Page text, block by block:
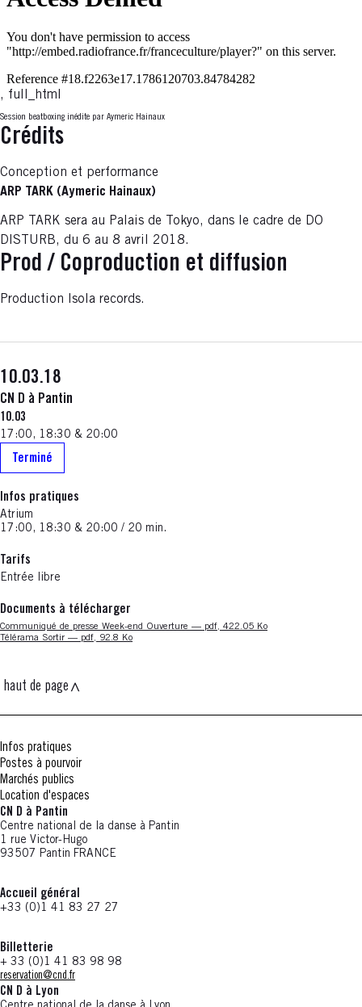
, full_html
Session beatboxing inédite par Aymeric Hainaux
Crédits
Conception et performance
ARP TARK (Aymeric Hainaux)
ARP TARK sera au Palais de Tokyo, dans le cadre de DO
DISTURB, du 6 au 8 avril 2018.
Prod / Coproduction et diffusion
Production Isola records.
10.03.18
CN D à Pantin
10.03
17:00, 18:30 & 20:00
Terminé
Infos pratiques
Atrium
17:00, 18:30 & 20:00 / 20 min.
Tarifs
Entrée libre
Documents à télécharger
Nouvelle fenêtre
Communiqué de presse Week-end Ouverture — pdf, 422.05 Ko
Nouvelle fenêtre
Télérama Sortir — pdf, 92.8 Ko
haut de page
Infos pratiques
Postes à pourvoir
Marchés publics
Location d'espaces
CN D à Pantin
Centre national de la danse à Pantin
1 rue Victor-Hugo
93507 Pantin FRANCE
Accueil général
+33 (0)1 41 83 27 27
Billetterie
+ 33 (0)1 41 83 98 98
reservation@cnd.fr
CN D à Lyon